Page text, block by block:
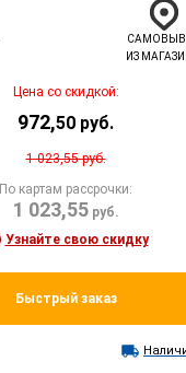
ИЗ
Цена со скидкой:
972,50 руб.
1 023,55руб.
По картам рассрочки:
1 023,55руб.
Узнайте свою скидку
Быстрый заказ